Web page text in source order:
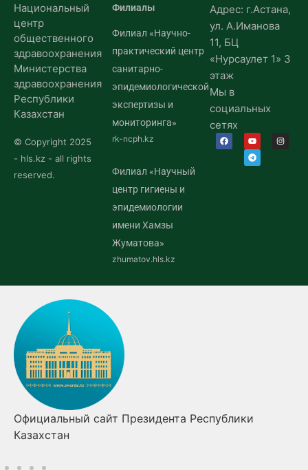
Национальный
центр
общественного
здравоохранения
Министерства
здравоохранения
Республики
Казахстан
© Copyright 2025
- hls.kz - all rights
reserved.
Филиалы
Филиал «Научно-
практический центр
санитарно-
эпидемиологической
экспертизы и
мониторинга»
rk-ncph.kz
Филиал «Научный
центр гигиены и
эпидемиологии
имени Хамзы
Жуматова»
zhumatov.hls.kz
Адрес: г.Астана,
ул. А.Иманова
11, БЦ
«Нурсаулет 1» 3
этаж
Мы в
социальных
сетях